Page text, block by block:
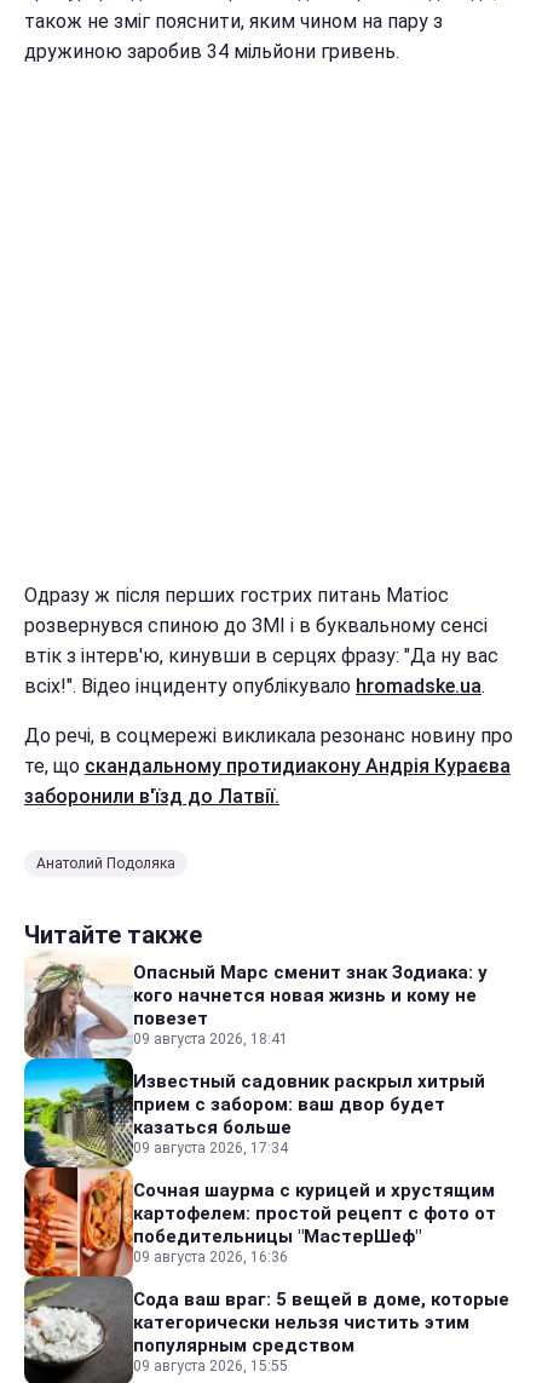
також не зміг пояснити, яким чином на пару з
дружиною заробив 34 мільйони гривень.
Одразу ж після перших гострих питань Матіос
розвернувся спиною до ЗМІ і в буквальному сенсі
втік з інтерв'ю, кинувши в серцях фразу: "Да ну вас
всіх!". Відео інциденту опублікувало hromadske.ua.
До речі, в соцмережі викликала резонанс новину про
те, що скандальному протидиакону Андрія Кураєва
заборонили в'їзд до Латвії.
Анатолий Подоляка
Читайте также
Опасный Марс сменит знак Зодиака: у
кого начнется новая жизнь и кому не
повезет
09 августа 2026, 18:41
Известный садовник раскрыл хитрый
прием с забором: ваш двор будет
казаться больше
09 августа 2026, 17:34
Сочная шаурма с курицей и хрустящим
картофелем: простой рецепт с фото от
победительницы "МастерШеф"
09 августа 2026, 16:36
Сода ваш враг: 5 вещей в доме, которые
категорически нельзя чистить этим
популярным средством
09 августа 2026, 15:55